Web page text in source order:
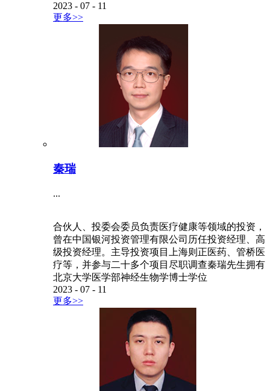
2023 - 07 - 11
更多>>
秦瑞
...
合伙人、投委会委员负责医疗健康等领域的投资，
曾在中国银河投资管理有限公司历任投资经理、高
级投资经理。主导投资项目上海则正医药、管桥医
疗等，并参与二十多个项目尽职调查秦瑞先生拥有
北京大学医学部神经生物学博士学位
2023 - 07 - 11
更多>>